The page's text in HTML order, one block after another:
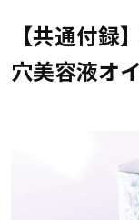
【共通付録
穴美容液オイ